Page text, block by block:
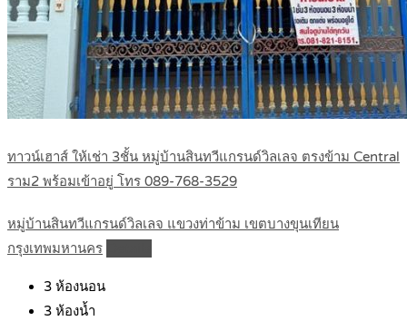
ทาวน์เฮาส์ ให้เช่า 3ชั้น หมู่บ้านสินทวีแกรนด์วิลเลจ ตรงข้าม Central
ราม2 พร้อมเข้าอยู่ โทร 089-768-3529
หมู่บ้านสินทวีแกรนด์วิลเลจ แขวงท่าข้าม เขตบางขุนเทียน
กรุงเทพมหานคร
3 ห้องนอน
3 ห้องน้ำ